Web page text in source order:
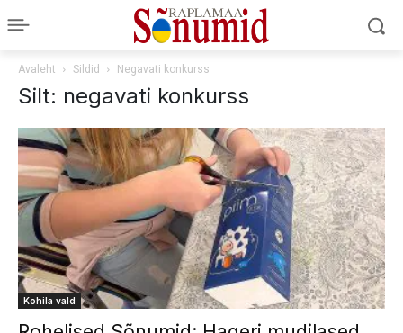
Avaleht Sildid Negavati konkurss
Silt: negavati konkurss
Kohila vald